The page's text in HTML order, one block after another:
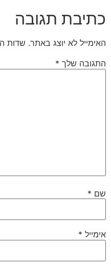
כתיבת תגובה
האימייל לא יוצג באתר. שדות
התגובה שלך *
שם *
אימייל *